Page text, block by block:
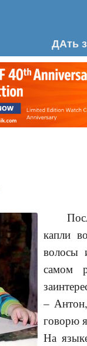
ДАть
капли
волосы
самом
–
говорю
На